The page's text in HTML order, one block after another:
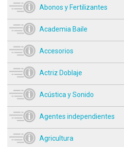
Abonos y Fertilizantes
Academia Baile
Accesorios
Actriz Doblaje
Acústica y Sonido
Agentes independientes
Agricultura